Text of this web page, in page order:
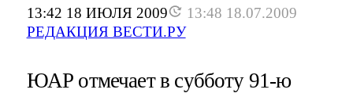
13:42 18 ИЮЛЯ 2009
13:48 18.07.2009
РЕДАКЦИЯ ВЕСТИ.РУ
ЮАР отмечает в субботу 91-ю